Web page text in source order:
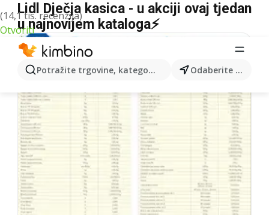
(14,1 tis. recenzija)
Otvoriti
Potražite trgovine, kategorije, proizvode... Odaberite grad
Lidl Dječja kasica - u akciji ovaj tjedan
u najnovijem kataloga⚡